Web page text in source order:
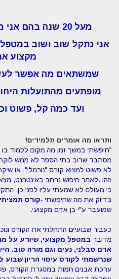
מעל 20 שנה בהם אני מלמד עיסוי מקצועי
אני נתקל שוב ושוב
מקצוע
שמשתאים מה אפשר
מופתעים מהתועלות
ועד כמה קל, פשוט
ותראו מה אומרים תלמידים!
"חיפשתי במשך זמן מה מקום ללמוד
מסתבר שרוב בתי הספר לא ממש
וזהו .לאחר חיפוש נרחב באינטרנט,
כי מעולם לא שמעתי עליו לפני כן,
בדיוק את מה שחיפשתי -קורס
שמועבר ע"י בן אדם מקצועי.
כעבור שבועיים התחלתי את הקורס
מדובר במטפל מקצועי, שיודע על
אדם סבלני, נעים וגם מורה טוב.
שנרשמתי לקורס עיסוי הריון שבוע
ערכת אבנים חמות במסגרת הקורס,